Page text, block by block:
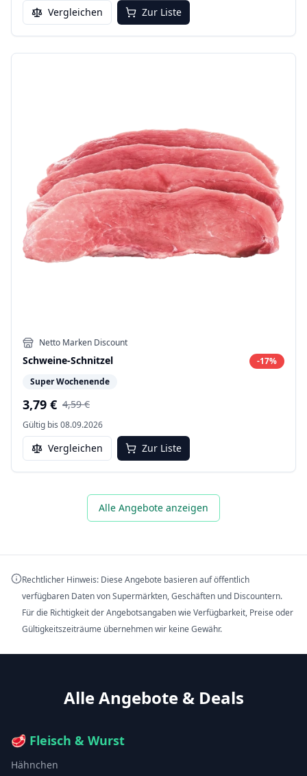
Vergleichen Zur Liste
Netto Marken Discount
Schweine-Schnitzel -17%
Super Wochenende
3,79 € 4,59 €
Gültig bis 08.09.2026
Vergleichen Zur Liste
Alle Angebote anzeigen
Rechtlicher Hinweis: Diese Angebote basieren auf öffentlich
verfügbaren Daten von Supermärkten, Geschäften und Discountern.
Für die Richtigkeit der Angebotsangaben wie Verfügbarkeit, Preise oder
Gültigkeitszeiträume übernehmen wir keine Gewähr.
Alle Angebote & Deals
🥩 Fleisch & Wurst
Hähnchen